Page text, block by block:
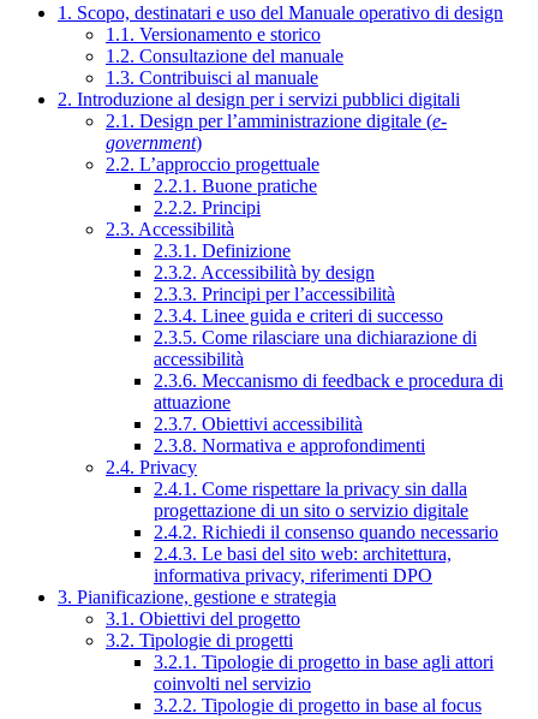
1. Scopo, destinatari e uso del Manuale operativo di design
1.1. Versionamento e storico
1.2. Consultazione del manuale
1.3. Contribuisci al manuale
2. Introduzione al design per i servizi pubblici digitali
2.1. Design per l’amministrazione digitale (e-
government)
2.2. L’approccio progettuale
2.2.1. Buone pratiche
2.2.2. Principi
2.3. Accessibilità
2.3.1. Definizione
2.3.2. Accessibilità by design
2.3.3. Principi per l’accessibilità
2.3.4. Linee guida e criteri di successo
2.3.5. Come rilasciare una dichiarazione di
accessibilità
2.3.6. Meccanismo di feedback e procedura di
attuazione
2.3.7. Obiettivi accessibilità
2.3.8. Normativa e approfondimenti
2.4. Privacy
2.4.1. Come rispettare la privacy sin dalla
progettazione di un sito o servizio digitale
2.4.2. Richiedi il consenso quando necessario
2.4.3. Le basi del sito web: architettura,
informativa privacy, riferimenti DPO
3. Pianificazione, gestione e strategia
3.1. Obiettivi del progetto
3.2. Tipologie di progetti
3.2.1. Tipologie di progetto in base agli attori
coinvolti nel servizio
3.2.2. Tipologie di progetto in base al focus